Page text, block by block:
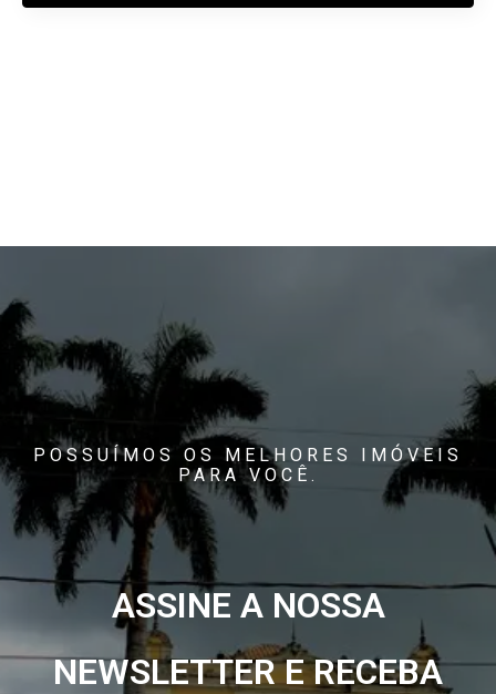
POSSUÍMOS OS MELHORES IMÓVEIS
PARA VOCÊ.
ASSINE A NOSSA
NEWSLETTER E RECEBA